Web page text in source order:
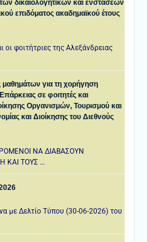
δικαιολογητικών και ενστάσεων
επιδόματος ακαδημαϊκού έτους
οι φοιτήτριες της Αλεξάνδρειας
για τη χορήγηση
σε φοιτητές και
Οργανισμών, Τουρισμού και
και Διοίκησης του Διεθνούς
ΝΑ ΔΙΑΒΑΣΟΥΝ
ΚΑΙ ΤΟΥΣ …
με Δελτίο Τύπου (30-06-2026) του